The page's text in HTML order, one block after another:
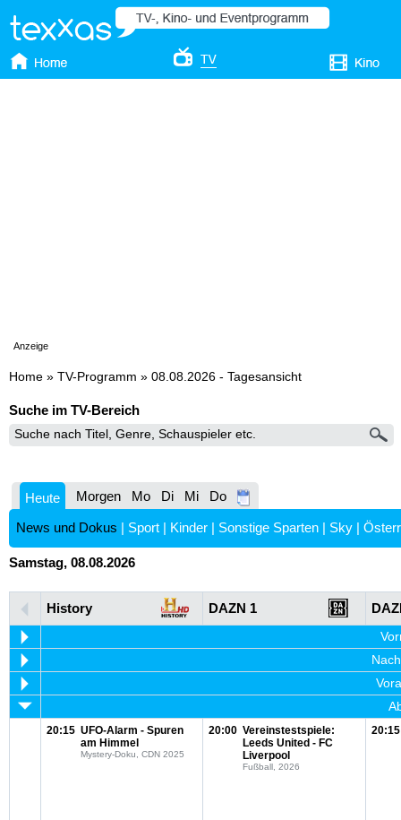
Anzeige
Home » TV-Programm » 08.08.2026 - Tagesansicht
Suche im TV-Bereich
Heute Morgen Mo Di Mi Do
News und Dokus | Sport | Kinder | Sonstige Sparten | Sky |
Samstag, 08.08.2026
History DAZN 1
20:15 UFO-Alarm - Spuren
am Himmel
Mystery-Doku, CDN 2025
20:00 Vereinstestspiele:
Leeds United - FC
Liverpool
Fußball, 2026
20:15